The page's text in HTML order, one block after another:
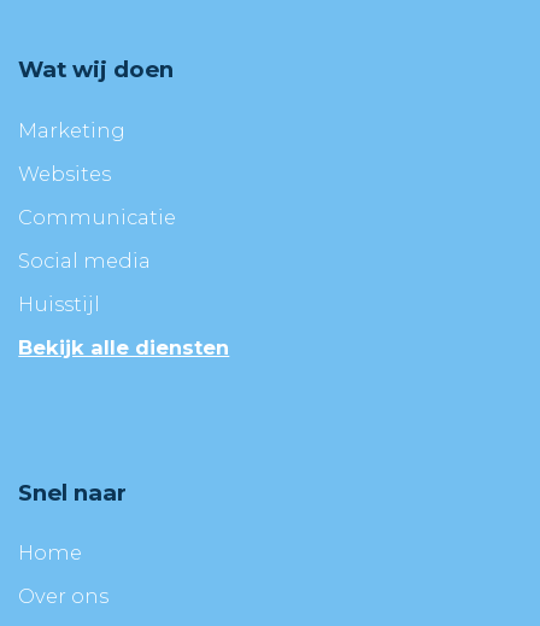
Wat wij doen
Marketing
Websites
Communicatie
Social media
Huisstijl
Bekijk alle diensten
Snel naar
Home
Over ons